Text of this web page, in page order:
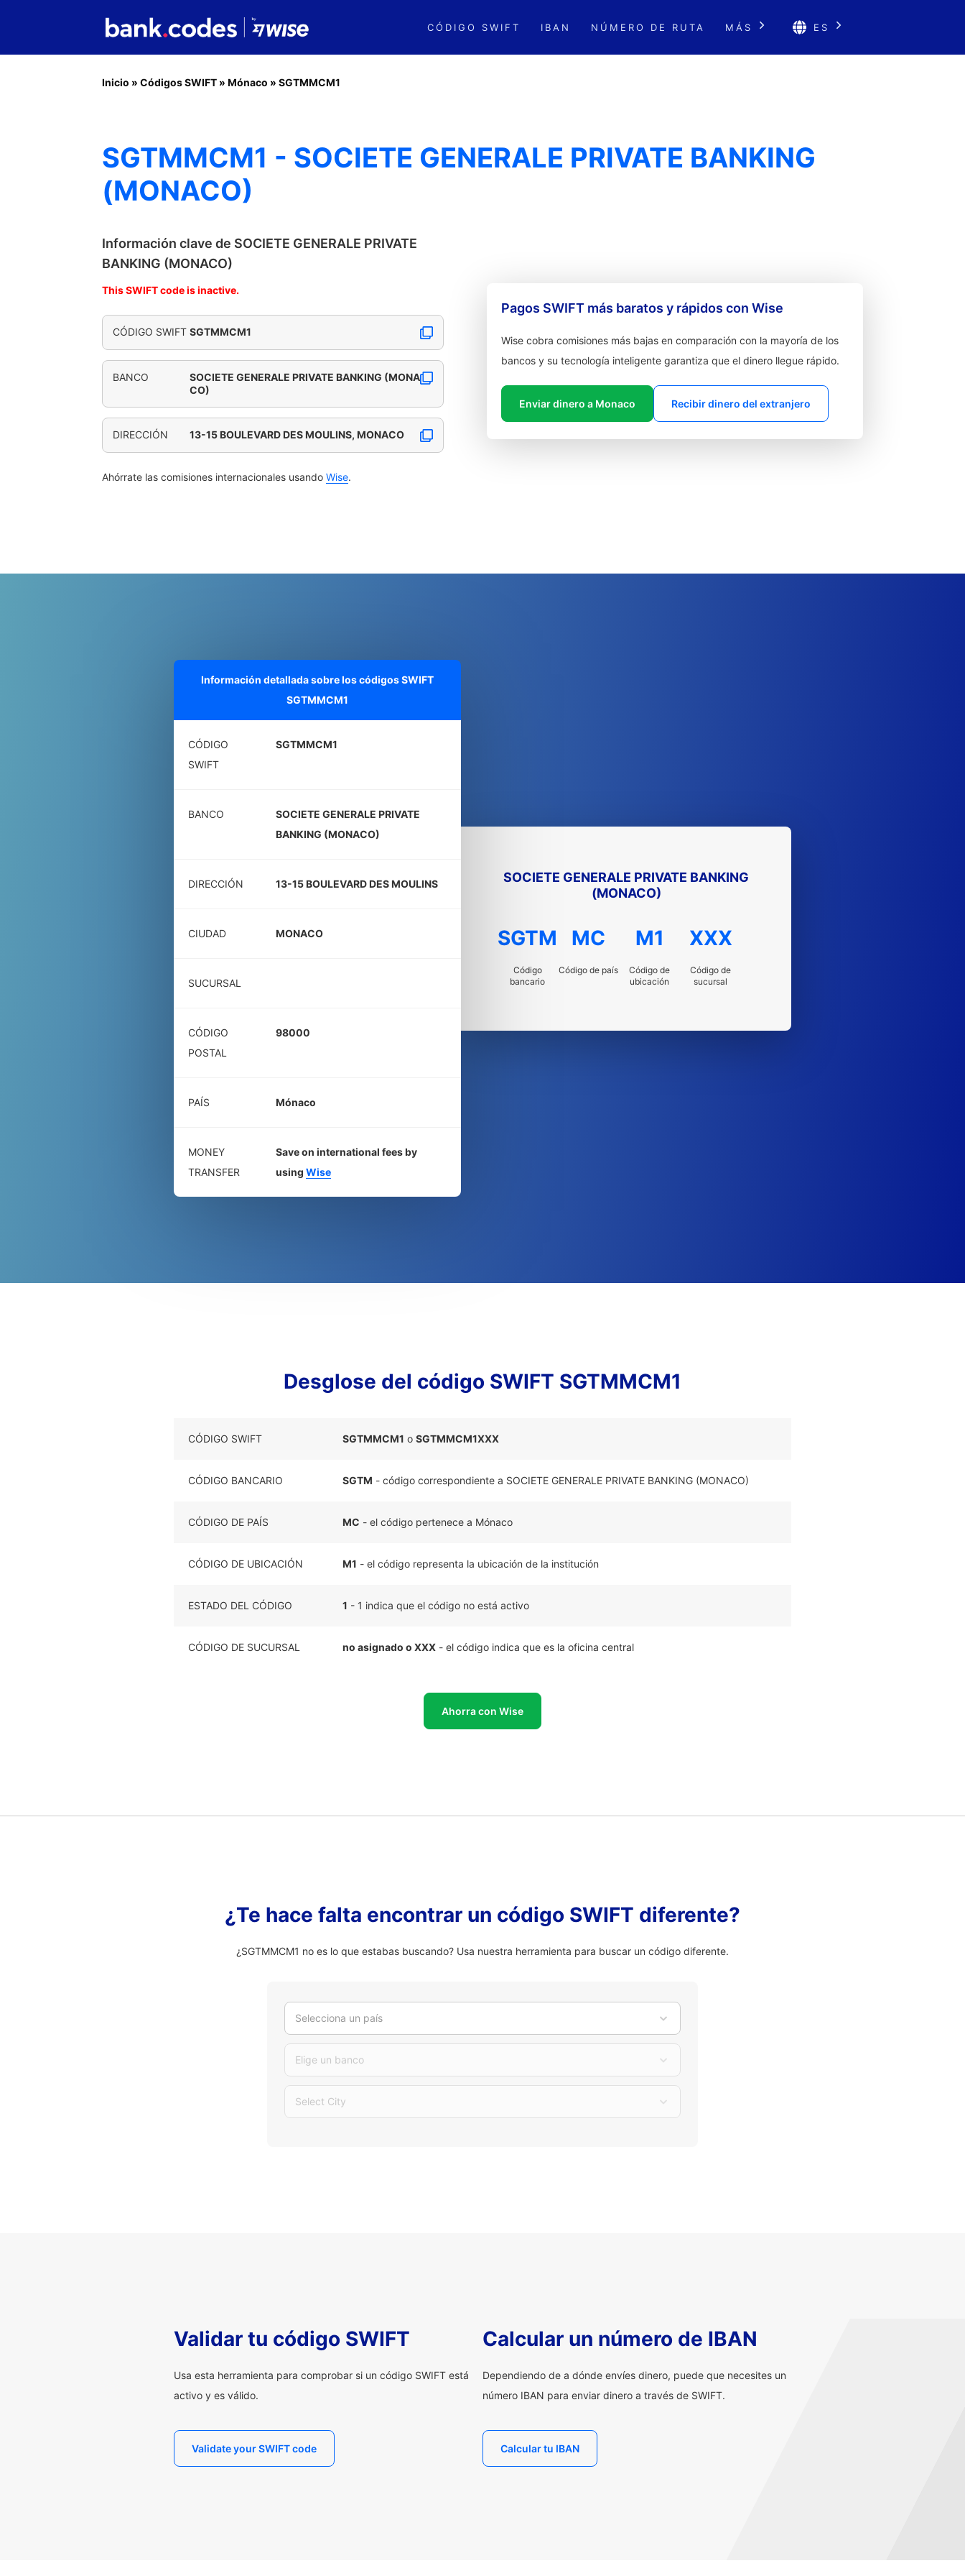
CÓDIGO SWIFT IBAN NÚMERO DE RUTA MÁS ES
Inicio » Códigos SWIFT » Mónaco » SGTMMCM1
SGTMMCM1 - SOCIETE GENERALE PRIVATE BANKING
(MONACO)
Información clave de SOCIETE GENERALE PRIVATE
BANKING (MONACO)
This SWIFT code is inactive.
CÓDIGO SWIFT SGTMMCM1
BANCO
SOCIETE GENERALE PRIVATE BANKING (MONA
CO)
DIRECCIÓN 13-15 BOULEVARD DES MOULINS, MONACO
Ahórrate las comisiones internacionales usando Wise.
Pagos SWIFT más baratos y rápidos con Wise
Wise cobra comisiones más bajas en comparación con la mayoría de los
bancos y su tecnología inteligente garantiza que el dinero llegue rápido.
Enviar dinero a Monaco Recibir dinero del extranjero
Información detallada sobre los códigos SWIFT
SGTMMCM1
CÓDIGO
SWIFT
SGTMMCM1
BANCO
SOCIETE GENERALE PRIVATE
BANKING (MONACO)
DIRECCIÓN 13-15 BOULEVARD DES MOULINS
CIUDAD MONACO
SUCURSAL
CÓDIGO
POSTAL
98000
PAÍS Mónaco
MONEY
TRANSFER
Save on international fees by
using Wise
SOCIETE GENERALE PRIVATE BANKING
(MONACO)
SGTM
Código
bancario
MC
Código de país
M1
Código de
ubicación
XXX
Código de
sucursal
Desglose del código SWIFT SGTMMCM1
CÓDIGO SWIFT SGTMMCM1 o SGTMMCM1XXX
CÓDIGO BANCARIO SGTM - código correspondiente a SOCIETE GENERALE PRIVATE BANKING (MONACO)
CÓDIGO DE PAÍS MC - el código pertenece a Mónaco
CÓDIGO DE UBICACIÓN M1 - el código representa la ubicación de la institución
ESTADO DEL CÓDIGO 1 - 1 indica que el código no está activo
CÓDIGO DE SUCURSAL no asignado o XXX - el código indica que es la oficina central
Ahorra con Wise
¿Te hace falta encontrar un código SWIFT diferente?
¿SGTMMCM1 no es lo que estabas buscando? Usa nuestra herramienta para buscar un código diferente.
Selecciona un país
Elige un banco
Select City
Validar tu código SWIFT
Usa esta herramienta para comprobar si un código SWIFT está
activo y es válido.
Validate your SWIFT code
Calcular un número de IBAN
Dependiendo de a dónde envíes dinero, puede que necesites un
número IBAN para enviar dinero a través de SWIFT.
Calcular tu IBAN